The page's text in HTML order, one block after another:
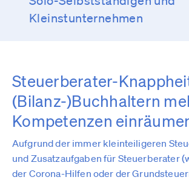
Kleinstunternehmen
Steuerberater-
(Bilanz-)Buchhaltern
Kompetenzen
Aufgrund der immer kleinteiligeren
und Zusatzaufgaben für Steuerberater
der Corona-Hilfen oder der